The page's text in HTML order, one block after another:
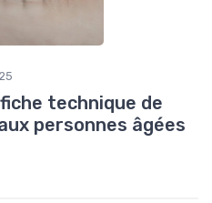
technique de
personnes âgées